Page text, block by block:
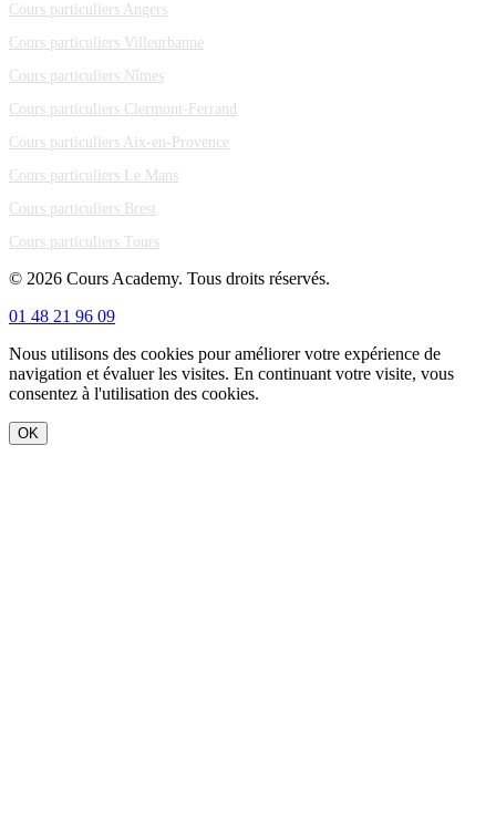
Cours particuliers Angers
Cours particuliers Villeurbanne
Cours particuliers Nîmes
Cours particuliers Clermont-Ferrand
Cours particuliers Aix-en-Provence
Cours particuliers Le Mans
Cours particuliers Brest
Cours particuliers Tours
© 2026 Cours Academy. Tous droits réservés.
01 48 21 96 09
Nous utilisons des cookies pour améliorer votre expérience de
navigation et évaluer les visites. En continuant votre visite, vous
consentez à l'utilisation des cookies.
OK